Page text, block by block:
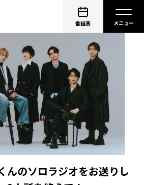
番組表
んのソロラジオをお送りし